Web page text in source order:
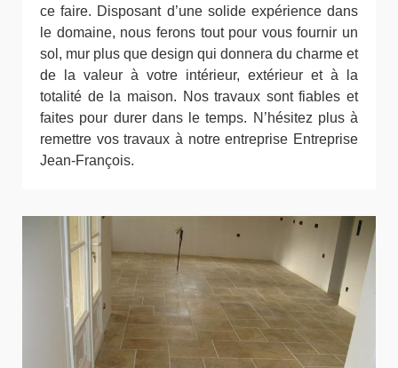
ce faire. Disposant d’une solide expérience dans
le domaine, nous ferons tout pour vous fournir un
sol, mur plus que design qui donnera du charme et
de la valeur à votre intérieur, extérieur et à la
totalité de la maison. Nos travaux sont fiables et
faites pour durer dans le temps. N’hésitez plus à
remettre vos travaux à notre entreprise Entreprise
Jean-François.